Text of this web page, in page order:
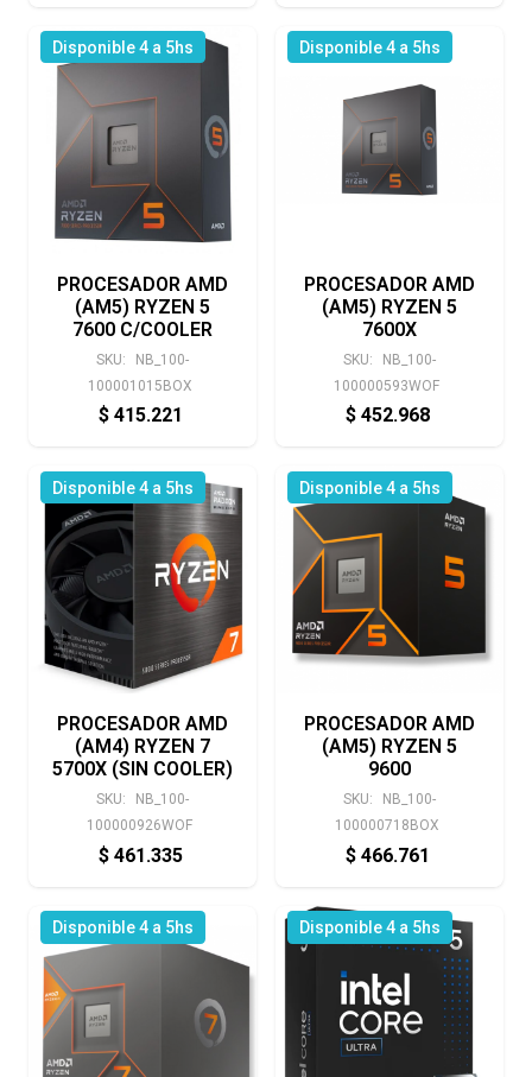
Disponible 4 a 5hs
PROCESADOR AMD
(AM5) RYZEN 5
7600 C/COOLER
SKU:
NB_100-
100001015BOX
$ 415.221
Disponible 4 a 5hs
PROCESADOR AMD
(AM5) RYZEN 5
7600X
SKU:
NB_100-
100000593WOF
$ 452.968
Disponible 4 a 5hs
PROCESADOR AMD
(AM4) RYZEN 7
5700X (SIN COOLER)
SKU:
NB_100-
100000926WOF
$ 461.335
Disponible 4 a 5hs
PROCESADOR AMD
(AM5) RYZEN 5
9600
SKU:
NB_100-
100000718BOX
$ 466.761
Disponible 4 a 5hs Disponible 4 a 5hs